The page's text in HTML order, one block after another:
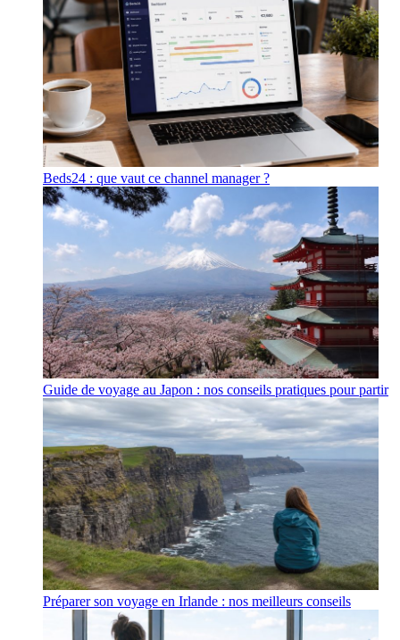
Beds24 : que vaut ce channel manager ?
Guide de voyage au Japon : nos conseils pratiques pour partir
Préparer son voyage en Irlande : nos meilleurs conseils